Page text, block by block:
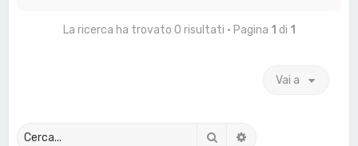
La ricerca ha trovato 0 risultati • Pagina 1 di 1
Vai a
Cerca